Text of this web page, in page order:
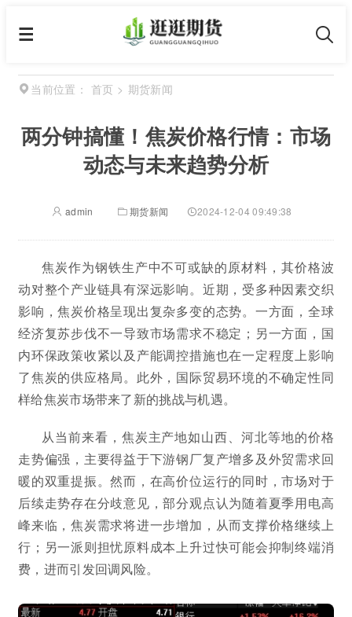
当前位置： 首页 > 期货新闻
两分钟搞懂！焦炭价格行情：市场
动态与未来趋势分析
admin 期货新闻 2024-12-04 09:49:38
焦炭作为钢铁生产中不可或缺的原材料，其价格波
动对整个产业链具有深远影响。近期，受多种因素交织
影响，焦炭价格呈现出复杂多变的态势。一方面，全球
经济复苏步伐不一导致市场需求不稳定；另一方面，国
内环保政策收紧以及产能调控措施也在一定程度上影响
了焦炭的供应格局。此外，国际贸易环境的不确定性同
样给焦炭市场带来了新的挑战与机遇。
从当前来看，焦炭主产地如山西、河北等地的价格
走势偏强，主要得益于下游钢厂复产增多及外贸需求回
暖的双重提振。然而，在高价位运行的同时，市场对于
后续走势存在分歧意见，部分观点认为随着夏季用电高
峰来临，焦炭需求将进一步增加，从而支撑价格继续上
行；另一派则担忧原料成本上升过快可能会抑制终端消
费，进而引发回调风险。